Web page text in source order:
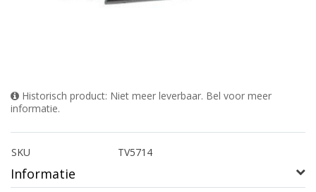
Historisch product: Niet meer leverbaar. Bel voor meer
informatie.
SKU TV5714
Informatie